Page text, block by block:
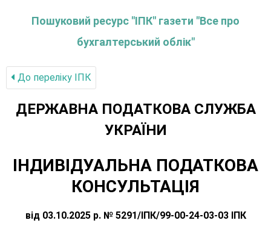
Пошуковий ресурс "ІПК" газети "Все про
бухгалтерський облік"
До переліку IПК
ДЕРЖАВНА ПОДАТКОВА СЛУЖБА
УКРАЇНИ
ІНДИВІДУАЛЬНА ПОДАТКОВА
КОНСУЛЬТАЦІЯ
від 03.10.2025 р. № 5291/ІПК/99-00-24-03-03 ІПК